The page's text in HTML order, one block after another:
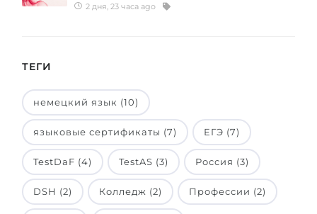
2 дня, 23 часа ago
ТЕГИ
немецкий язык (10)
языковые сертификаты (7) ЕГЭ (7)
TestDaF (4) TestAS (3) Россия (3)
DSH (2) Колледж (2) Профессии (2)